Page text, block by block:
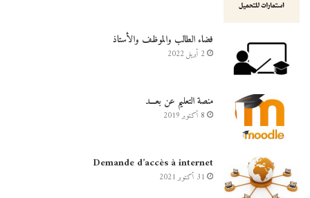
فضاء الطالب والموظف والأستاذ
2 أبريل 2022
منصة التعليم عن بعـــد
8 أكتوبر 2019
Demande d’accès à internet
31 أكتوبر 2021